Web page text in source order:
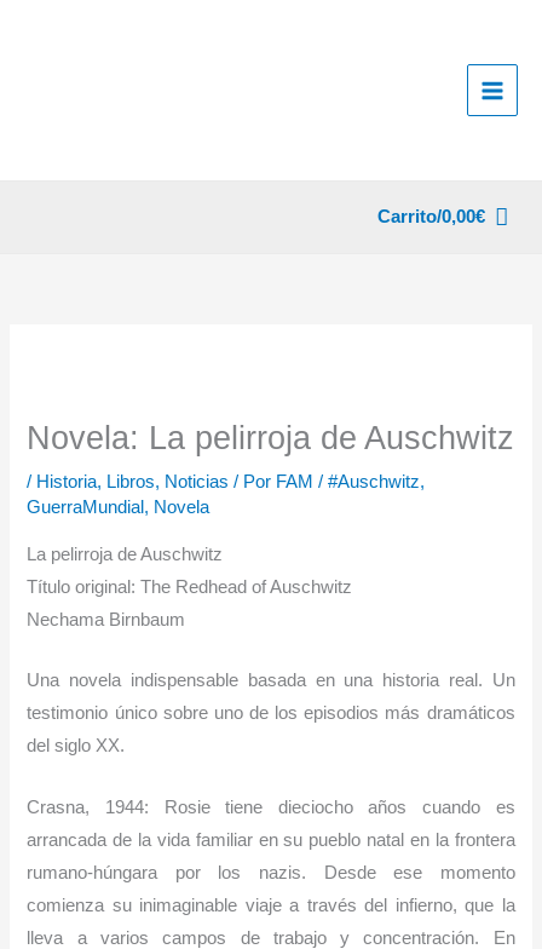
Carrito/0,00€
Novela: La pelirroja de Auschwitz
/ Historia, Libros, Noticias / Por FAM/#Auschwitz,
GuerraMundial, Novela
La pelirroja de Auschwitz
Título original: The Redhead of Auschwitz
Nechama Birnbaum
Una novela indispensable basada en una historia real. Un
testimonio único sobre uno de los episodios más dramáticos
del siglo XX.
Crasna, 1944: Rosie tiene dieciocho años cuando es
arrancada de la vida familiar en su pueblo natal en la frontera
rumano-húngara por los nazis. Desde ese momento
comienza su inimaginable viaje a través del infierno, que la
lleva a varios campos de trabajo y concentración. En